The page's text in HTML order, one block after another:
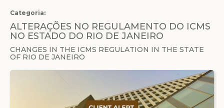
Categoria:
ALTERAÇÕES NO REGULAMENTO DO ICMS
NO ESTADO DO RIO DE JANEIRO
CHANGES IN THE ICMS REGULATION IN THE STATE
OF RIO DE JANEIRO